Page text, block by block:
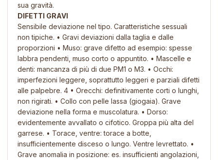
sua gravità.
DIFETTI GRAVI
Sensibile deviazione nel tipo. Caratteristiche sessuali
non tipiche. • Gravi deviazioni dalla taglia e dalle
proporzioni • Muso: grave difetto ad esempio: spesse
labbra pendenti, muso corto o appuntito. • Mascelle e
denti: mancanza di più di due PM1 o M3. • Occhi:
imperfezioni leggere, soprattutto leggeri e parziali difetti
alle palpebre. 4 • Orecchi: definitivamente corti o lunghi,
non rigirati. • Collo con pelle lassa (giogaia). Grave
deviazione nella forma e muscolatura. • Dorso:
evidentemente avvallato o cifotico. Groppa più alta del
garrese. • Torace, ventre: torace a botte,
insufficientemente disceso o lungo. Ventre levrettato. •
Grave anomalia in posizione: es. insufficienti angolazioni,